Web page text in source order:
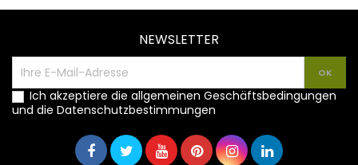
NEWSLETTER
Ich akzeptiere die allgemeinen Geschäftsbedingungen
und die Datenschutzbestimmungen